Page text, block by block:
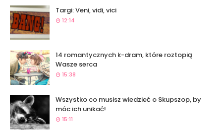
Targi: Veni, vidi, vici
12:14
14 romantycznych k-dram, które roztopią
Wasze serca
15:38
Wszystko co musisz wiedzieć o Skupszop, by
móc ich unikać!
15:11